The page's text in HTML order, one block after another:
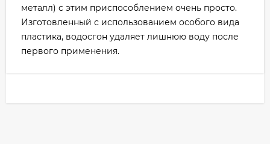
металл) с этим приспособлением очень просто.
Изготовленный с использованием особого вида
пластика, водосгон удаляет лишнюю воду после
первого применения.